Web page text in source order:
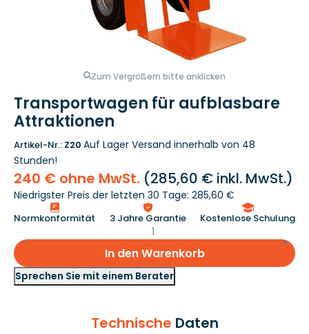
Zum Vergrößern bitte anklicken
Transportwagen für aufblasbare
Attraktionen
Artikel-Nr.: Z20 Auf Lager Versand innerhalb von 48
Stunden!
240 € ohne MwSt. (285,60 € inkl. MwSt.)
Niedrigster Preis der letzten 30 Tage: 285,60 €
Normkonformität 3 Jahre Garantie Kostenlose Schulung
In den Warenkorb
Sprechen Sie mit einem Berater
Technische Daten